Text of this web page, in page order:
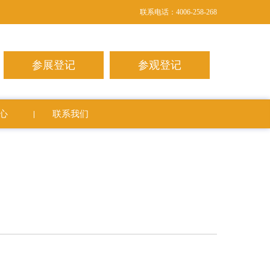
联系电话：4006-258-268
参展登记 参观登记
联系我们